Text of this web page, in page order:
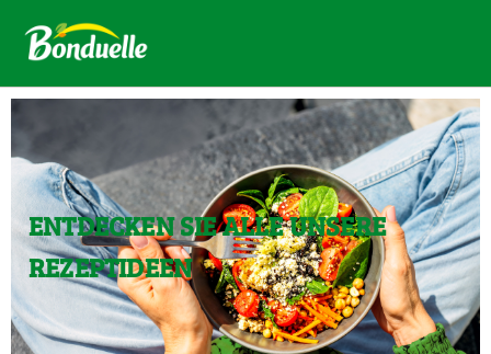
ENTDECKEN SIE ALLE UNSERE
REZEPTIDEEN